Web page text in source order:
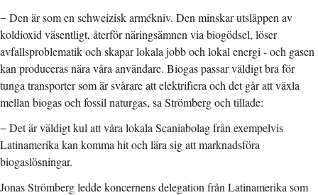
− Den är som en schweizisk armékniv. Den minskar utsläppen av
koldioxid väsentligt, återför näringsämnen via biogödsel, löser
avfallsproblematik och skapar lokala jobb och lokal energi - och gasen
kan produceras nära våra användare. Biogas passar väldigt bra för
tunga transporter som är svårare att elektrifiera och det går att växla
mellan biogas och fossil naturgas, sa Strömberg och tillade:
− Det är väldigt kul att våra lokala Scaniabolag från exempelvis
Latinamerika kan komma hit och lära sig att marknadsföra
biogaslösningar.
Jonas Strömberg ledde koncernens delegation från Latinamerika som